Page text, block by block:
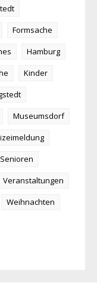
Formsache
Hamburg
Kinder
Museumsdorf
Senioren
Veranstaltungen
Weihnachten